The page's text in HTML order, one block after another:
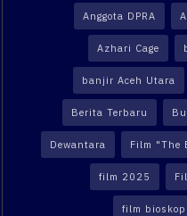
Anggota DPRA
Azhari Cage
banjir Aceh Utara
Berita Terbaru
Dewantara Film "The
film 2025
film